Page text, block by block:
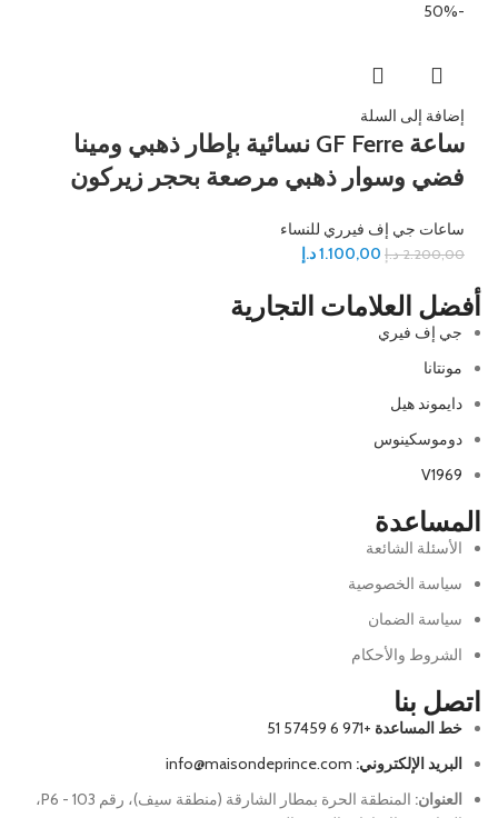
-50%
إضافة إلى السلة
ساعة GF Ferre نسائية بإطار ذهبي ومينا
فضي وسوار ذهبي مرصعة بحجر زيركون
ساعات جي إف فيرري للنساء
2.200,00 د.إ 1.100,00د.إ
أفضل العلامات التجارية
جي إف فيري
مونتانا
دايموند هيل
دوموسكينوس
V1969
المساعدة
الأسئلة الشائعة
سياسة الخصوصية
سياسة الضمان
الشروط والأحكام
اتصل بنا
خط المساعدة +971 6 57459 51
البريد الإلكتروني:
العنوان:
المنطقة الحرة بمطار الشارقة (منطقة سيف)، رقم P6 - 103،